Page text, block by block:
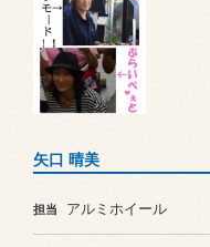
矢口 晴美
担当 アルミホイール